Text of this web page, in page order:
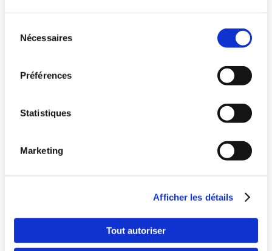
Nécessaires
Préférences
Statistiques
Marketing
Afficher les détails
Tout autoriser
concerne Wellpass
Langue